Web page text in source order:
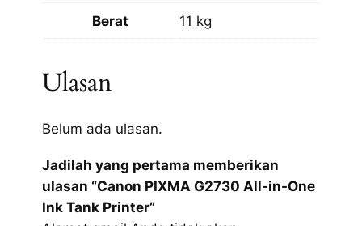
Berat 11 kg
Ulasan
Belum ada ulasan.
Jadilah yang pertama memberikan
ulasan “Canon PIXMA G2730 All-in-One
Ink Tank Printer”